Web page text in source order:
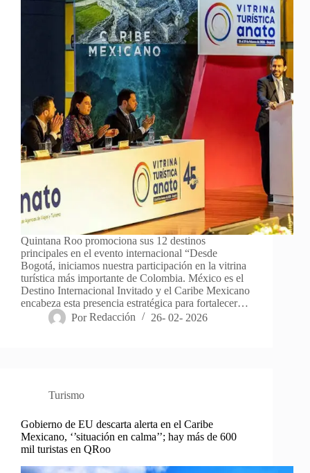
Quintana Roo promociona sus 12 destinos
principales en el evento internacional “Desde
Bogotá, iniciamos nuestra participación en la vitrina
turística más importante de Colombia. México es el
Destino Internacional Invitado y el Caribe Mexicano
encabeza esta presencia estratégica para fortalecer…
Por Redacción 26- 02- 2026
Turismo
Gobierno de EU descarta alerta en el Caribe
Mexicano, ‘’situación en calma’’; hay más de 600
mil turistas en QRoo